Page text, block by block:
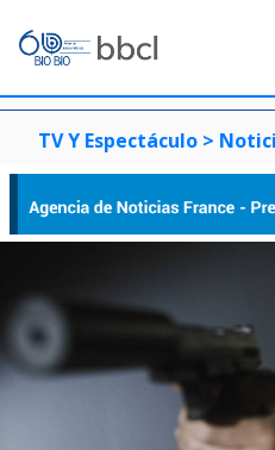
TV Y Espectáculo >